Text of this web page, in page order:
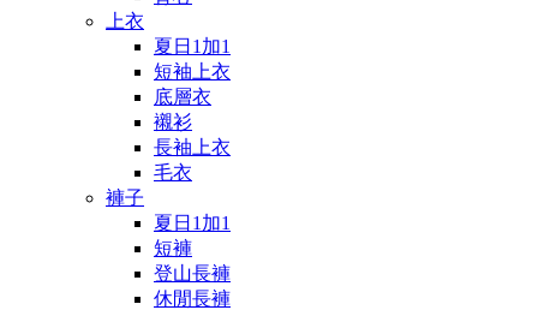
上衣
夏日1加1
短袖上衣
底層衣
襯衫
長袖上衣
毛衣
褲子
夏日1加1
短褲
登山長褲
休閒長褲